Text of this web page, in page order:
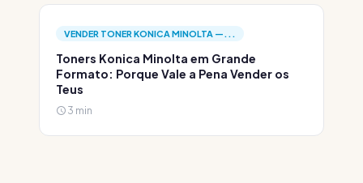
VENDER TONER KONICA MINOLTA —...
Toners Konica Minolta em Grande
Formato: Porque Vale a Pena Vender os
Teus
3 min